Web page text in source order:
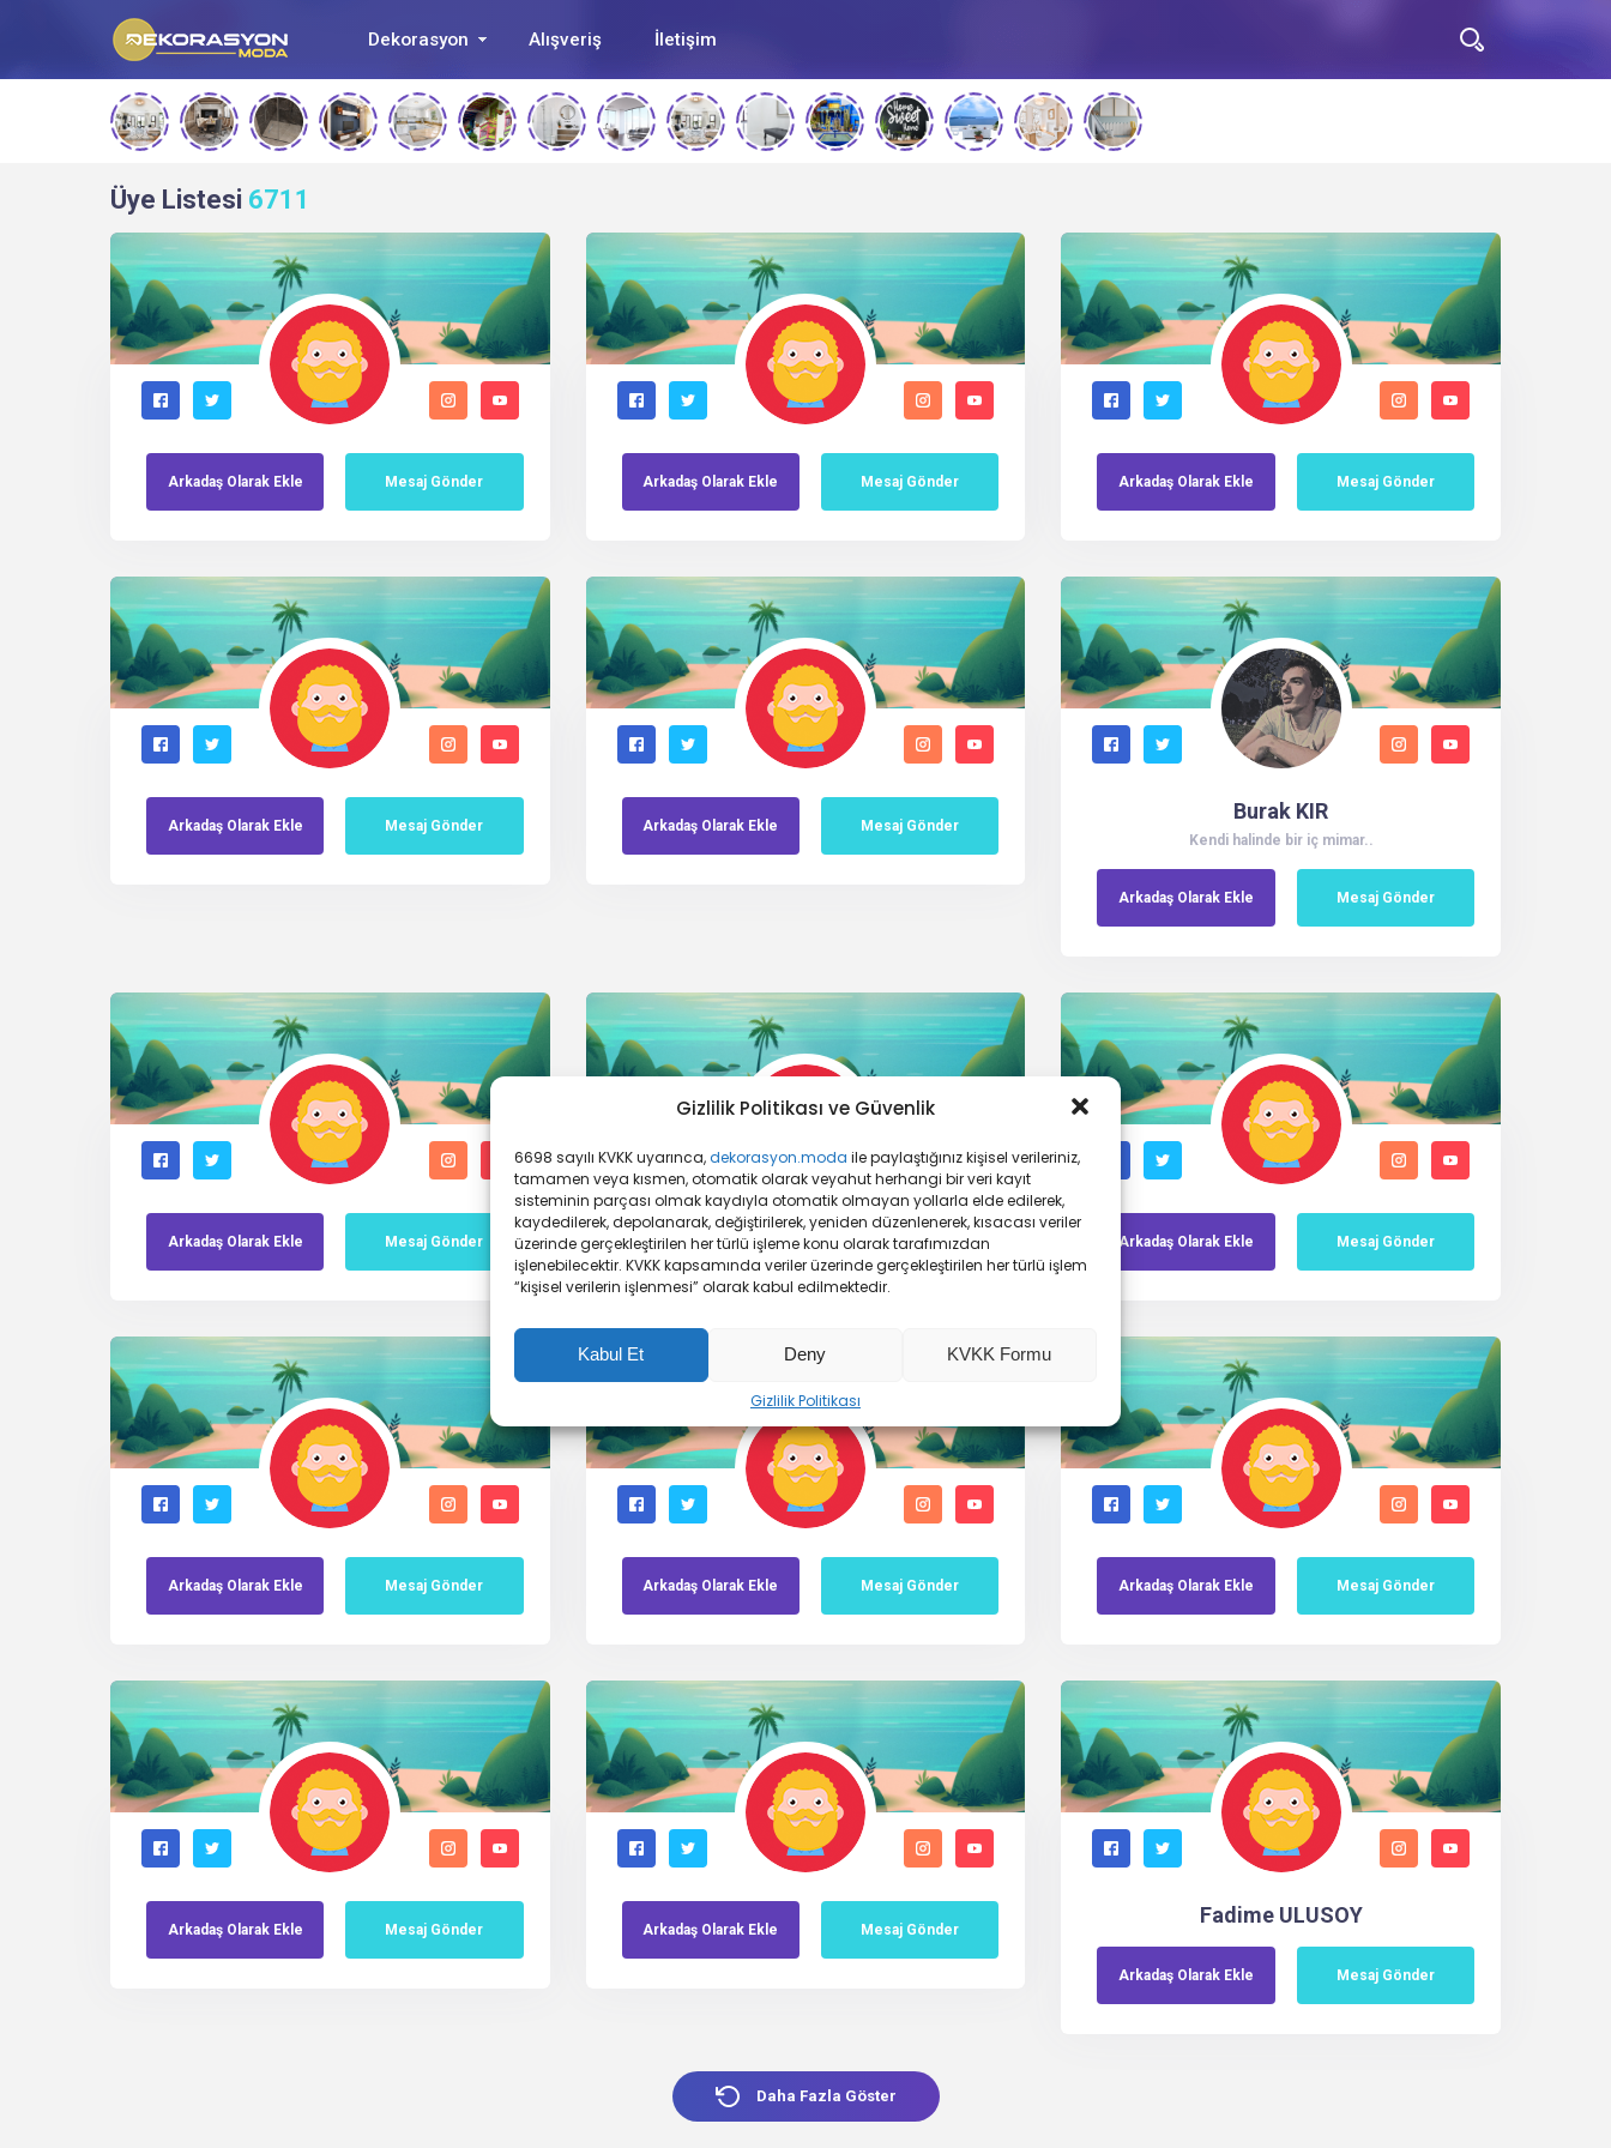
Gizlilik Politikası ve Güvenlik
6698 sayılı KVKK uyarınca,dekorasyon.moda ile paylaştığınız kişisel verileriniz,
tamamen veya kısmen, otomatik olarak veyahut herhangi bir veri kayıt
sisteminin parçası olmak kaydıyla otomatik olmayan yollarla elde edilerek,
kaydedilerek, depolanarak, değiştirilerek, yeniden düzenlenerek, kısacası veriler
üzerinde gerçekleştirilen her türlü işleme konu olarak tarafımızdan
işlenebilecektir. KVKK kapsamında veriler üzerinde gerçekleştirilen her türlü işlem
“kişisel verilerin işlenmesi” olarak kabul edilmektedir.
Kabul Et Deny KVKK Formu
Gizlilik Politikası
Dekorasyon Alışveriş İletişim
Üye Listesi 6711
Arkadaş OlarakEkle Mesaj Gönder Arkadaş Olarak Ekle Mesaj Gönder Arkadaş OlarakEkle Mesaj Gönder
Arkadaş OlarakEkle Mesaj Gönder Arkadaş Olarak Ekle Mesaj Gönder
Burak KIR
Kendi halinde bir iç mimar..
Arkadaş OlarakEkle Mesaj Gönder
Arkadaş OlarakEkle Mesaj Gönder ArkadaşOlarakEkle Mesaj Gönder Arkadaş OlarakEkle Mesaj Gönder
Arkadaş OlarakEkle Mesaj Gönder Arkadaş Olarak Ekle Mesaj Gönder Arkadaş OlarakEkle Mesaj Gönder
Arkadaş OlarakEkle Mesaj Gönder Arkadaş Olarak Ekle Mesaj Gönder
Fadime ULUSOY
Arkadaş OlarakEkle Mesaj Gönder
Daha Fazla Göster